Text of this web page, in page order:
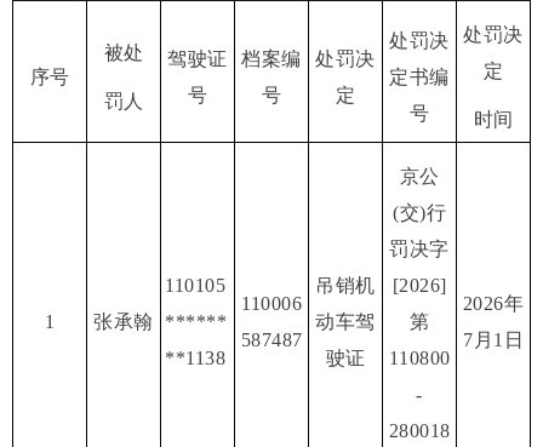
序号
被处
罚人
驾驶证
号
档案编
号
处罚决
定
处罚决
定书编
号
处罚决
定
时间
1 张承翰
110105
******
**1138
110006
587487
吊销机
动车驾
驶证
京公
(交)行
罚决字
[2026]
第
110800
-
280018
2026年
7月1日